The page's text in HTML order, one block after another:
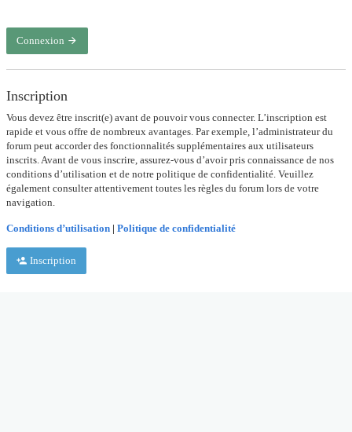
Connexion
Inscription
Vous devez être inscrit(e) avant de pouvoir vous connecter. L’inscription est
rapide et vous offre de nombreux avantages. Par exemple, l’administrateur du
forum peut accorder des fonctionnalités supplémentaires aux utilisateurs
inscrits. Avant de vous inscrire, assurez-vous d’avoir pris connaissance de nos
conditions d’utilisation et de notre politique de confidentialité. Veuillez
également consulter attentivement toutes les règles du forum lors de votre
navigation.
Conditions d’utilisation | Politique de confidentialité
Inscription